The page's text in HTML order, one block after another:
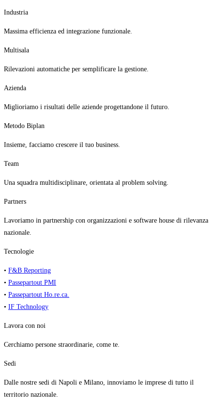
Industria
Massima efficienza ed integrazione funzionale.
Multisala
Rilevazioni automatiche per semplificare la gestione.
Azienda
Miglioriamo i risultati delle aziende progettandone il futuro.
Metodo Biplan
Insieme, facciamo crescere il tuo business.
Team
Una squadra multidisciplinare, orientata al problem solving.
Partners
Lavoriamo in partnership con organizzazioni e software house di rilevanza
nazionale.
Tecnologie
• F&B Reporting
• Passepartout PMI
• Passepartout Ho.re.ca.
• IF Technology
Lavora con noi
Cerchiamo persone straordinarie, come te.
Sedi
Dalle nostre sedi di Napoli e Milano, innoviamo le imprese di tutto il
territorio nazionale.